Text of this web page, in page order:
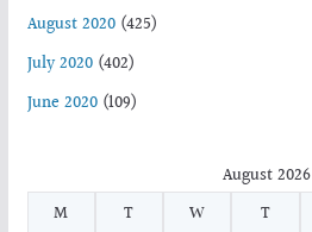
August 2020(425)
July 2020(402)
June 2020(109)
August 2026
M
T W T